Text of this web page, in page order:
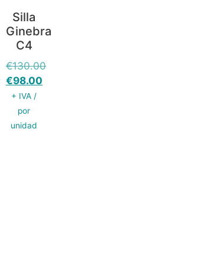
Silla
Ginebra
C4
€130.00
€98.00
+ IVA /
por
unidad